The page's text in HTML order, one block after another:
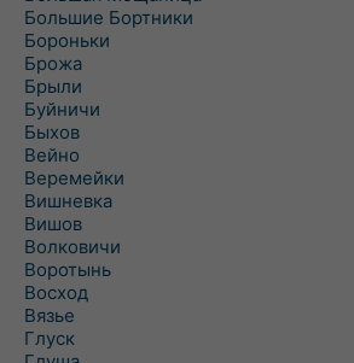
Большие Бортники
Бороньки
Брожа
Брыли
Буйничи
Быхов
Вейно
Веремейки
Вишневка
Вишов
Волковичи
Воротынь
Восход
Вязье
Глуск